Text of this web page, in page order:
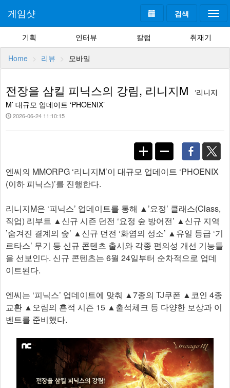
검색
게임샷
기획 인터뷰 칼럼 취재기
Home 리뷰 모바일
전장을 삼킬 피닉스의 강림, 리니지M
‘리니지
M’ 대규모 업데이트 ‘PHOENIX’
2026-06-24 11:10:15
엔씨의 MMORPG ‘리니지M’이 대규모 업데이트 ‘PHOENIX
(이하 피닉스)’를 진행한다.
리니지M은 ‘피닉스’ 업데이트를 통해 ▲’요정’ 클래스(Class,
직업) 리부트 ▲신규 시즌 던전 ‘요정 숲 방어전’ ▲신규 지역
’숨겨진 결계의 숲’ ▲신규 던전 ‘화염의 성소’ ▲유일 등급 ‘기
르타스’ 무기 등 신규 콘텐츠 출시와 각종 편의성 개선 기능들
을 선보인다. 신규 콘텐츠는 6월 24일부터 순차적으로 업데
이트된다.
엔씨는 ‘피닉스’ 업데이트에 맞춰 ▲7종의 TJ쿠폰 ▲코인 4종
교환 ▲오림의 흔적 시즌 15 ▲출석체크 등 다양한 보상과 이
벤트를 준비했다.